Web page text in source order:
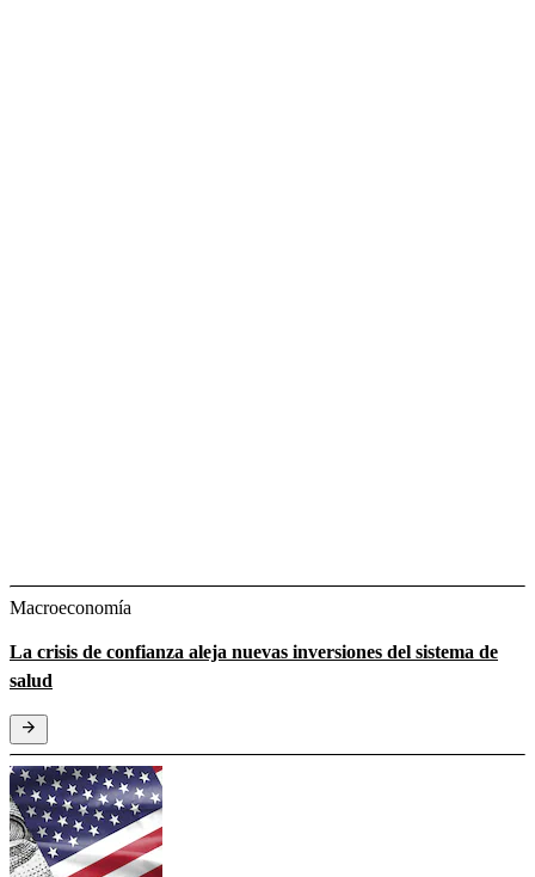
Macroeconomía
La crisis de confianza aleja nuevas inversiones del sistema de
salud